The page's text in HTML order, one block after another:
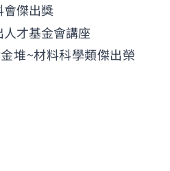
會傑出獎
才基金會講座
堆~材料科學類傑出榮